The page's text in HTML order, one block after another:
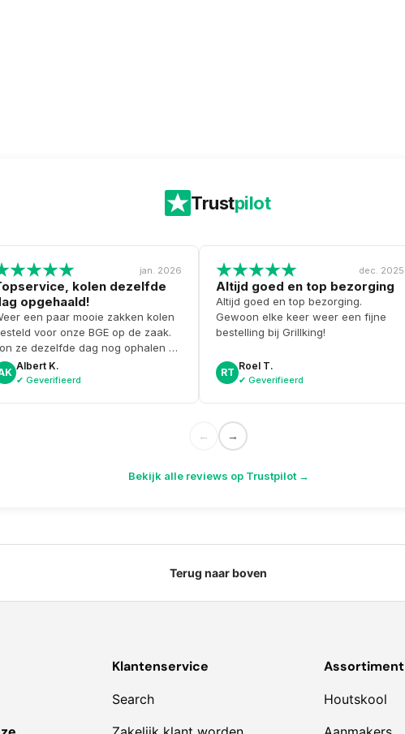
Trustpilot
jan. 2026
kolen dezelfde
opgehaald!
een paar mooie zakken kolen
voor onze BGE op de zaak.
ze dezelfde dag nog ophalen en
er zelfs gratis een doosje
bij. Topservice
Albert K.
✔ Geverifieerd
dec. 2025
Altijd goed en top bezorging
Altijd goed en top bezorging.
Gewoon elke keer weer een fijne
bestelling bij Grillking!
RT
Roel T.
✔ Geverifieerd
← →
Bekijk alle reviews op Trustpilot →
Terug naar boven
Klantenservice
Search
Assortiment
Houtskool